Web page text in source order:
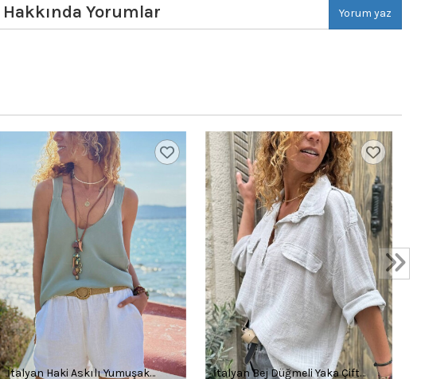
Hakkında Yorumlar Yorum yaz
İtalyan Haki Askılı Yumuşak
İtalyan Bej Düğmeli Yaka Çift